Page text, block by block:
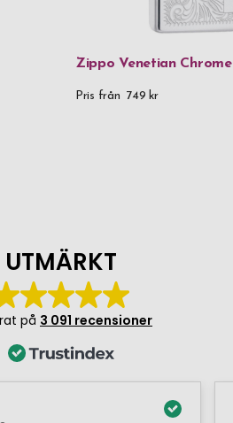
Zippo Venetian Chrome
Pris från 749 kr